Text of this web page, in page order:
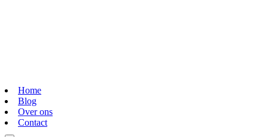
Home
Blog
Over ons
Contact